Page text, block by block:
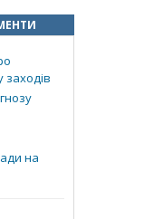
на